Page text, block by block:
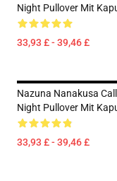
Night Pullover Mit
33,93 £ - 39,46 £
Nazuna Nanakusa
Night Pullover Mit
33,93 £ - 39,46 £